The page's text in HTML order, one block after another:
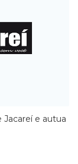
Jacareí e autua